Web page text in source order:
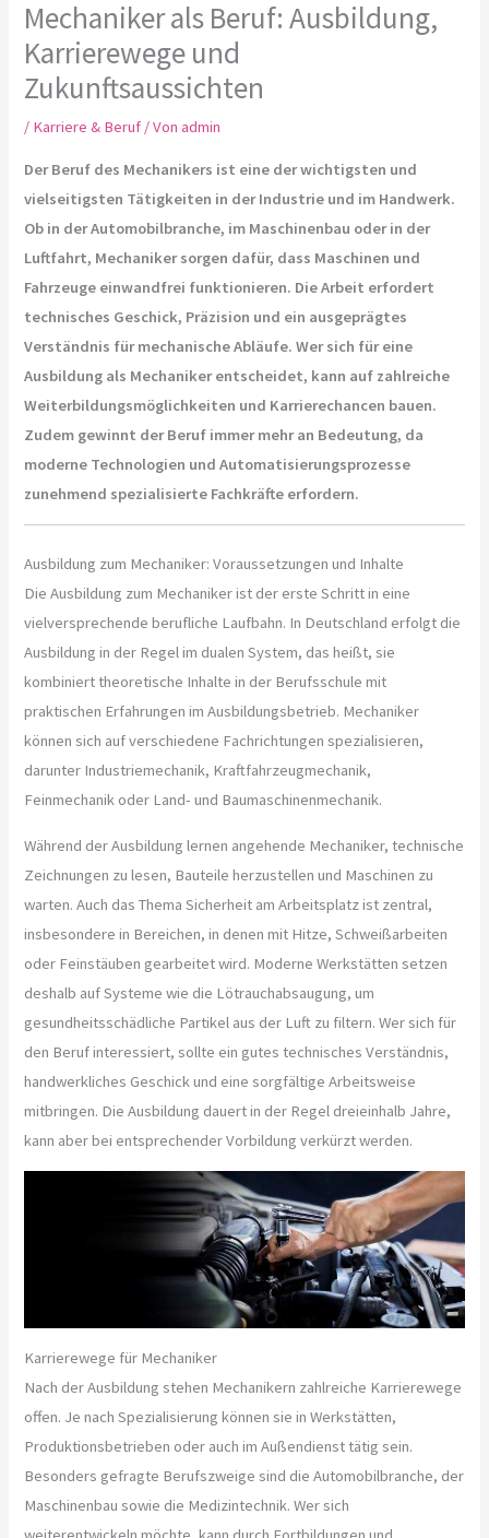
Mechaniker als Beruf: Ausbildung,
Karrierewege und
Zukunftsaussichten
/ Karriere & Beruf / Vonadmin
Der Beruf des Mechanikers ist eine der wichtigsten und
vielseitigsten Tätigkeiten in der Industrie und im Handwerk.
Ob in der Automobilbranche, im Maschinenbau oder in der
Luftfahrt, Mechaniker sorgen dafür, dass Maschinen und
Fahrzeuge einwandfrei funktionieren. Die Arbeit erfordert
technisches Geschick, Präzision und ein ausgeprägtes
Verständnis für mechanische Abläufe. Wer sich für eine
Ausbildung als Mechaniker entscheidet, kann auf zahlreiche
Weiterbildungsmöglichkeiten und Karrierechancen bauen.
Zudem gewinnt der Beruf immer mehr an Bedeutung, da
moderne Technologien und Automatisierungsprozesse
zunehmend spezialisierte Fachkräfte erfordern.
Ausbildung zum Mechaniker: Voraussetzungen und Inhalte
Die Ausbildung zum Mechaniker ist der erste Schritt in eine
vielversprechende berufliche Laufbahn. In Deutschland erfolgt die
Ausbildung in der Regel im dualen System, das heißt, sie
kombiniert theoretische Inhalte in der Berufsschule mit
praktischen Erfahrungen im Ausbildungsbetrieb. Mechaniker
können sich auf verschiedene Fachrichtungen spezialisieren,
darunter Industriemechanik, Kraftfahrzeugmechanik,
Feinmechanik oder Land- und Baumaschinenmechanik.
Während der Ausbildung lernen angehende Mechaniker, technische
Zeichnungen zu lesen, Bauteile herzustellen und Maschinen zu
warten. Auch das Thema Sicherheit am Arbeitsplatz ist zentral,
insbesondere in Bereichen, in denen mit Hitze, Schweißarbeiten
oder Feinstäuben gearbeitet wird. Moderne Werkstätten setzen
deshalb auf Systeme wie die Lötrauchabsaugung, um
gesundheitsschädliche Partikel aus der Luft zu filtern. Wer sich für
den Beruf interessiert, sollte ein gutes technisches Verständnis,
handwerkliches Geschick und eine sorgfältige Arbeitsweise
mitbringen. Die Ausbildung dauert in der Regel dreieinhalb Jahre,
kann aber bei entsprechender Vorbildung verkürzt werden.
Karrierewege für Mechaniker
Nach der Ausbildung stehen Mechanikern zahlreiche Karrierewege
offen. Je nach Spezialisierung können sie in Werkstätten,
Produktionsbetrieben oder auch im Außendienst tätig sein.
Besonders gefragte Berufszweige sind die Automobilbranche, der
Maschinenbau sowie die Medizintechnik. Wer sich